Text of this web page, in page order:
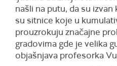
našli na putu, da su
su sitnice koje u
prouzrokuju značajne
gradovima gde je velika
objašnjava profesorka